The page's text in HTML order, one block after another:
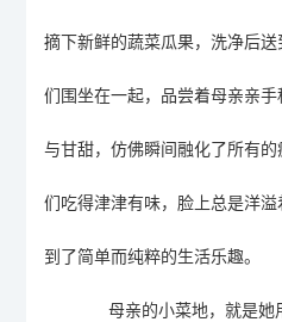
摘下新鲜的蔬菜瓜果，洗净后
们围坐在一起，品尝着母亲亲手
与甘甜，仿佛瞬间融化了所有的
们吃得津津有味，脸上总是洋
到了简单而纯粹的生活乐趣。
母亲的小菜地，就是她